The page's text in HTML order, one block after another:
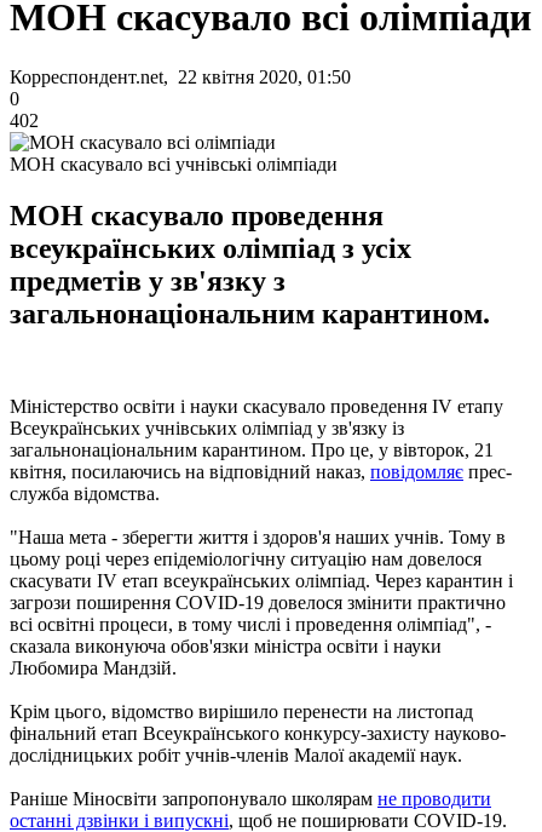
МОН скасувало всі олімпіади
Корреспондент.net, 22 квітня 2020, 01:50
0
402
МОН скасувало всі учнівські олімпіади
МОН скасувало проведення
всеукраїнських олімпіад з усіх
предметів у зв'язку з
загальнонаціональним карантином.
Міністерство освіти і науки скасувало проведення IV етапу
Всеукраїнських учнівських олімпіад у зв'язку із
загальнонаціональним карантином. Про це, у вівторок, 21
квітня, посилаючись на відповідний наказ, повідомляє прес-
служба відомства.
"Наша мета - зберегти життя і здоров'я наших учнів. Тому в
цьому році через епідеміологічну ситуацію нам довелося
скасувати IV етап всеукраїнських олімпіад. Через карантин і
загрози поширення COVID-19 довелося змінити практично
всі освітні процеси, в тому числі і проведення олімпіад", -
сказала виконуюча обов'язки міністра освіти і науки
Любомира Мандзій.
Крім цього, відомство вирішило перенести на листопад
фінальний етап Всеукраїнського конкурсу-захисту науково-
дослідницьких робіт учнів-членів Малої академії наук.
Раніше Міносвіти запропонувало школярам не проводити
останні дзвінки і випускні, щоб не поширювати COVID-19.